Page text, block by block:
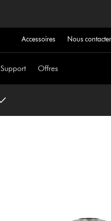
Accessoires Nous contacter
Support Offres